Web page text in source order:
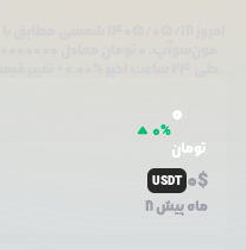
0%
0
تومان
USDT 0$
8 ماه پیش